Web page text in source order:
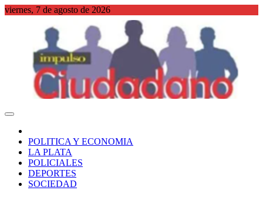
Saltar
viernes, 7 de agosto de 2026
POLITICA Y ECONOMIA
LA PLATA
POLICIALES
DEPORTES
SOCIEDAD